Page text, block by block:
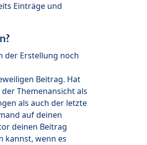
Einträge und
der Erstellung noch
Beitrag. Hat
Themenansicht als
als auch der letzte
auf deinen
deinen Beitrag
kannst, wenn es